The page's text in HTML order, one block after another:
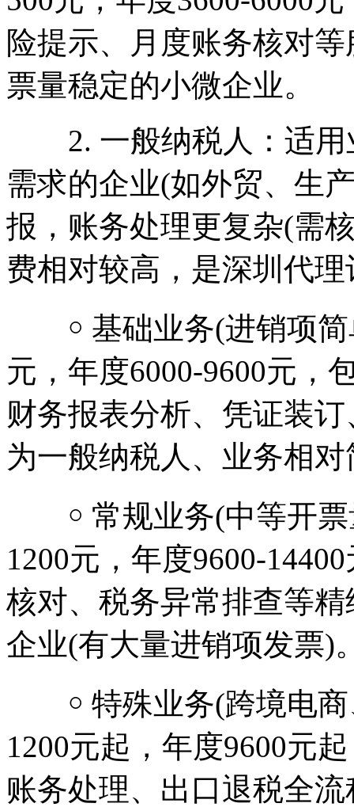
险提示、月度账务核对
票量稳定的小微企业。
2. 一般纳税人：适用
需求的企业(如外贸、生
报，账务处理更复杂(需
费相对较高，是深圳代
￮ 基础业务(进销项简
元，年度6000-9600元，
财务报表分析、凭证装
为一般纳税人、业务相
￮ 常规业务(中等开票
1200元，年度9600-
核对、税务异常排查等
企业(有大量进销项发票)
￮ 特殊业务(跨境电商
1200元起，年度9600元
账务处理、出口退税全